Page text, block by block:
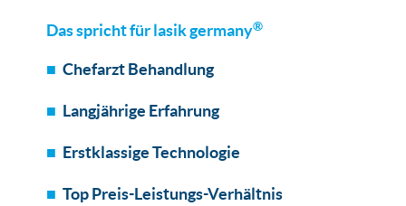
Das spricht für lasik germany®
Chefarzt Behandlung
Langjährige Erfahrung
Erstklassige Technologie
Top Preis-Leistungs-Verhältnis